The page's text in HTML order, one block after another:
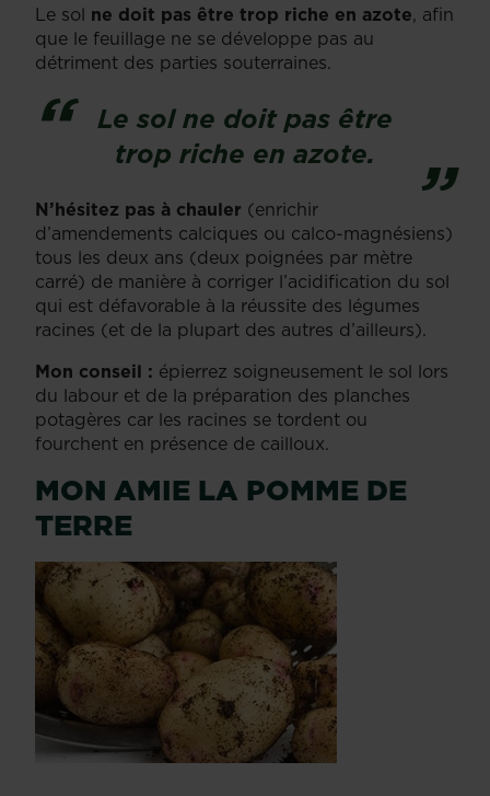
Le sol ne doit pas être trop riche en azote, afin
que le feuillage ne se développe pas au
détriment des parties souterraines.
Le sol ne doit pas être
trop riche en azote.
N’hésitez pas à chauler (enrichir
d’amendements calciques ou calco-magnésiens)
tous les deux ans (deux poignées par mètre
carré) de manière à corriger l’acidification du sol
qui est défavorable à la réussite des légumes
racines (et de la plupart des autres d’ailleurs).
Mon conseil : épierrez soigneusement le sol lors
du labour et de la préparation des planches
potagères car les racines se tordent ou
fourchent en présence de cailloux.
MON AMIE LA POMME DE
TERRE